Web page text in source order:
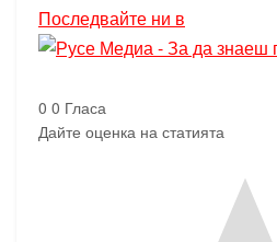
Последвайте ни в
0 0 Гласа
Дайте оценка на статията